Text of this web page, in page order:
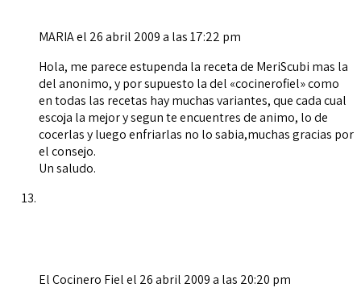
MARIAel 26 abril 2009 a las 17:22 pm
Hola, me parece estupenda la receta de MeriScubi mas la
del anonimo, y por supuesto la del «cocinerofiel» como
en todas las recetas hay muchas variantes, que cada cual
escoja la mejor y segun te encuentres de animo, lo de
cocerlas y luego enfriarlas no lo sabia,muchas gracias por
el consejo.
Un saludo.
El Cocinero Fielel 26 abril 2009 a las 20:20 pm